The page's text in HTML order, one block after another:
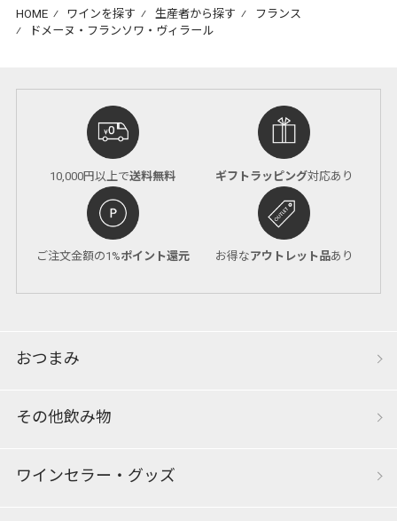
HOME ⁄ ワインを探す ⁄ 生産者から探す ⁄ フランス
⁄
ドメーヌ・フランソワ・ヴィラール
10,000円以上で送料無料 ギフトラッピング対応あり
ご注文金額の1%ポイント還元 お得なアウトレット品あり
おつまみ
その他飲み物
ワインセラー・グッズ